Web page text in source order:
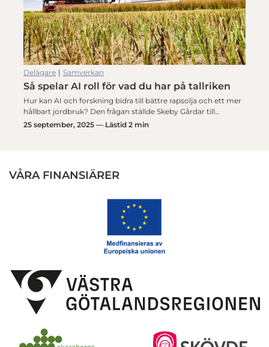
Delägare | Samverkan
Så spelar AI roll för vad du har på tallriken
Hur kan AI och forskning bidra till bättre rapsolja och ett mer
hållbart jordbruk? Den frågan ställde Skeby Gårdar till…
25 september, 2025 — Lästid 2 min
VÅRA FINANSIÄRER